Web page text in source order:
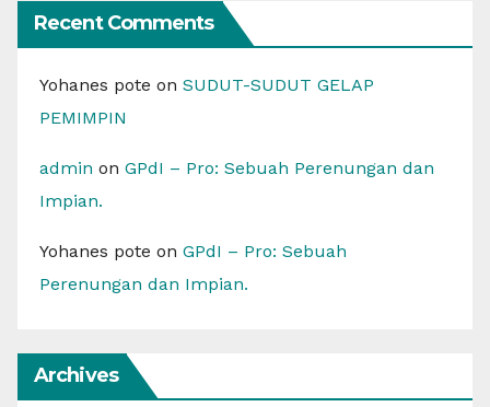
Recent Comments
Yohanes pote on SUDUT-SUDUT GELAP
PEMIMPIN
admin on GPdI – Pro: Sebuah Perenungan dan
Impian.
Yohanes pote on GPdI – Pro: Sebuah
Perenungan dan Impian.
Archives